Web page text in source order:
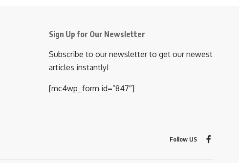
Sign Up for Our Newsletter
Subscribe to our newsletter to get our newest
articles instantly!
[mc4wp_form id=”847″]
Follow US